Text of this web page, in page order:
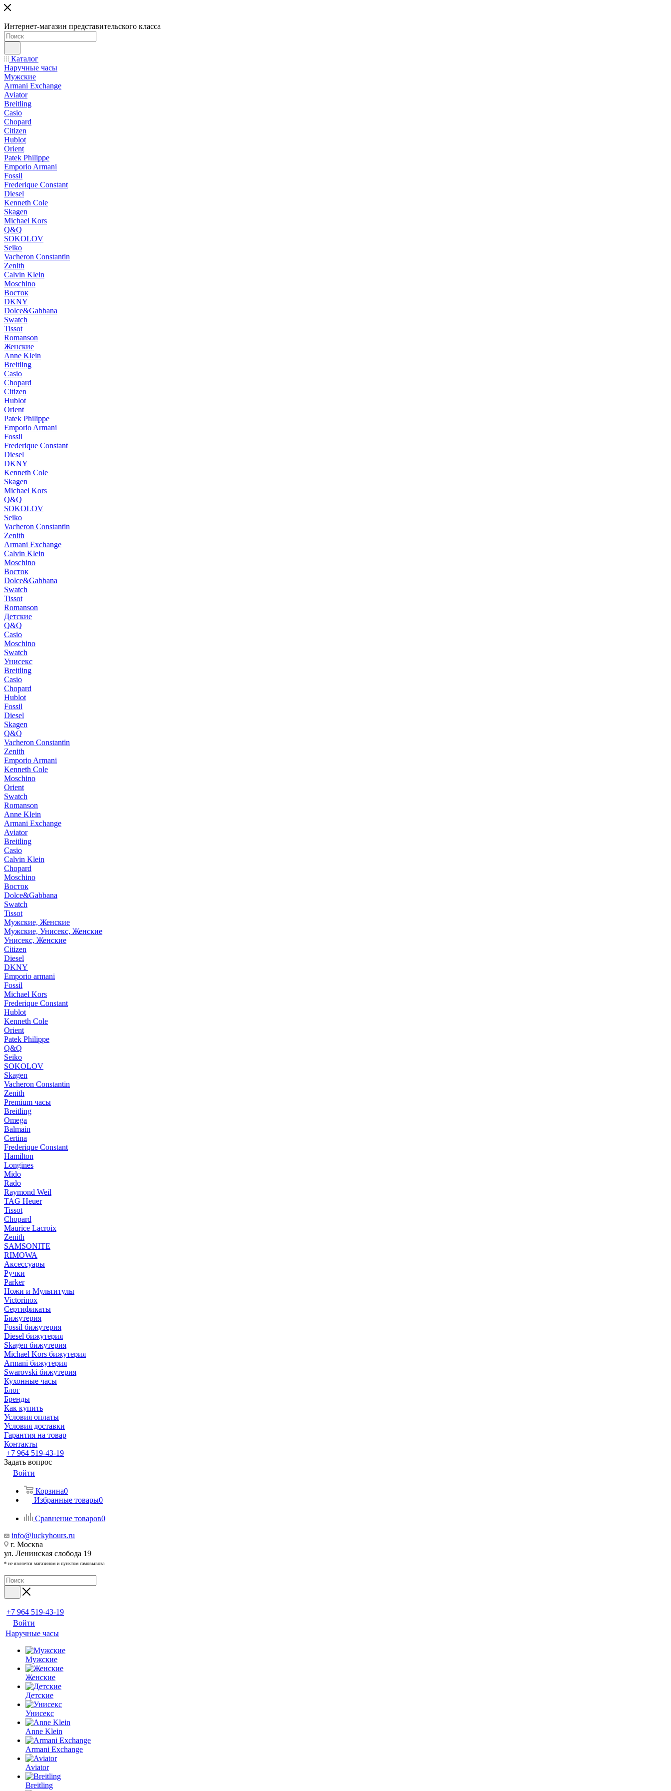
Интернет-магазин представительского класса
Каталог
Наручные часы
Мужские
Armani Exchange
Aviator
Breitling
Casio
Chopard
Citizen
Hublot
Orient
Patek Philippe
Emporio Armani
Fossil
Frederique Constant
Diesel
Kenneth Cole
Skagen
Michael Kors
Q&Q
SOKOLOV
Seiko
Vacheron Constantin
Zenith
Calvin Klein
Moschino
Восток
DKNY
Dolce&Gabbana
Swatch
Tissot
Romanson
Женские
Anne Klein
Breitling
Casio
Chopard
Citizen
Hublot
Orient
Patek Philippe
Emporio Armani
Fossil
Frederique Constant
Diesel
DKNY
Kenneth Cole
Skagen
Michael Kors
Q&Q
SOKOLOV
Seiko
Vacheron Constantin
Zenith
Armani Exchange
Calvin Klein
Moschino
Восток
Dolce&Gabbana
Swatch
Tissot
Romanson
Детские
Q&Q
Casio
Moschino
Swatch
Унисекс
Breitling
Casio
Chopard
Hublot
Fossil
Diesel
Skagen
Q&Q
Vacheron Constantin
Zenith
Emporio Armani
Kenneth Cole
Moschino
Orient
Swatch
Romanson
Anne Klein
Armani Exchange
Aviator
Breitling
Casio
Calvin Klein
Chopard
Moschino
Восток
Dolce&Gabbana
Swatch
Tissot
Мужские, Женские
Мужские, Унисекс, Женские
Унисекс, Женские
Citizen
Diesel
DKNY
Emporio armani
Fossil
Michael Kors
Frederique Constant
Hublot
Kenneth Cole
Orient
Patek Philippe
Q&Q
Seiko
SOKOLOV
Skagen
Vacheron Constantin
Zenith
Premium часы
Breitling
Omega
Balmain
Certina
Frederique Constant
Hamilton
Longines
Mido
Rado
Raymond Weil
TAG Heuer
Tissot
Chopard
Maurice Lacroix
Zenith
SAMSONITE
RIMOWA
Аксессуары
Ручки
Parker
Ножи и Мультитулы
Victorinox
Сертификаты
Бижутерия
Fossil бижутерия
Diesel бижутерия
Skagen бижутерия
Michael Kors бижутерия
Armani бижутерия
Swarovski бижутерия
Кухонные часы
Блог
Бренды
Как купить
Условия оплаты
Условия доставки
Гарантия на товар
Контакты
+7 964 519-43-19
Задать вопрос
Войти
Корзина0
Избранные товары0
Сравнение товаров0
info@luckyhours.ru
г. Москва
ул. Ленинская слобода 19
* не является магазином и пунктом самовывоза
+7 964 519-43-19
Войти
Наручные часы
Мужские
Женские
Детские
Унисекс
Anne Klein
Armani Exchange
Aviator
Breitling